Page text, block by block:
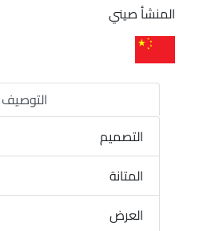
المنشأ صيني
التوصيف
التصميم
المتانة
العرض